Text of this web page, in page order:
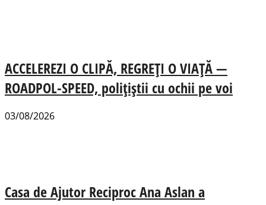
ACCELEREZI O CLIPĂ, REGREȚI O VIAȚĂ —
ROADPOL-SPEED, polițiștii cu ochii pe voi
03/08/2026
Casa de Ajutor Reciproc Ana Aslan a